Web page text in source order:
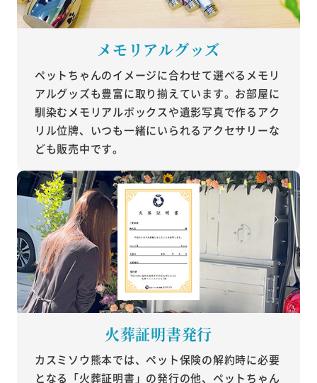
メモリアルグッズ
ペットちゃんのイメージに合わせて選べるメモリ
アルグッズも豊富に取り揃えています。お部屋に
馴染むメモリアルボックスや遺影写真で作るアク
リル位牌、いつも一緒にいられるアクセサリーな
ども販売中です。
火葬証明書発行
カスミソウ熊本では、ペット保険の解約時に必要
となる「火葬証明書」の発行の他、ペットちゃん